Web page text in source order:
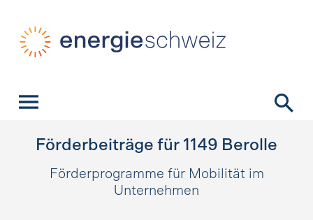
Förderbeiträge für 1149 Berolle
Förderprogramme für Mobilität im
Unternehmen